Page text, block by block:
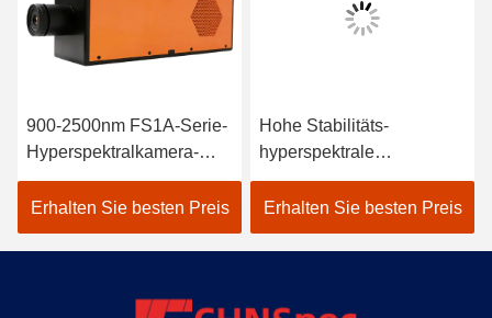
900-2500nm FS1A-Serie-
Hyperspektralkamera-
Linienscan
Erhalten Sie besten Preis
Hohe Stabilitäts-
hyperspektrale
Darstellungs-Kamera für
Küstenlinie und Marine
Environment
Erhalten Sie besten Preis